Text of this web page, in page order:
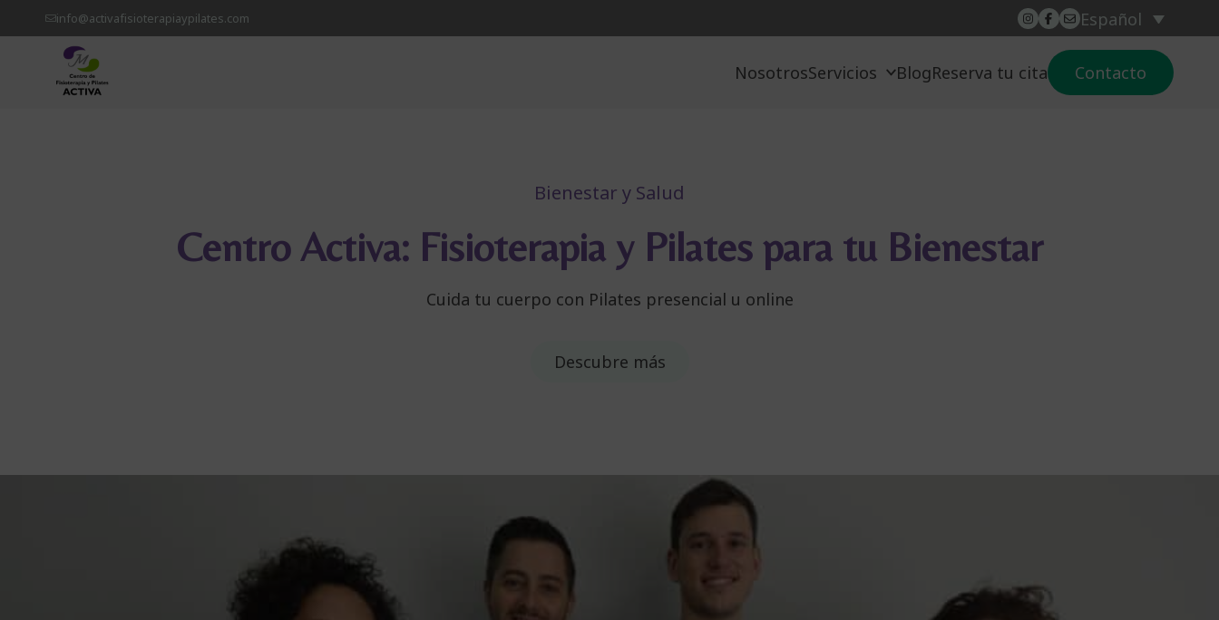
info@activafisioterapiaypilates.com Español
NosotrosServicios BlogReserva tu cita Contacto
Bienestar y Salud
Centro Activa: Fisioterapia y Pilates para tu Bienestar
Cuida tu cuerpo con Pilates presencial u online
Descubre más